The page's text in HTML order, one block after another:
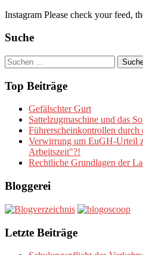
Instagram Please check your feed,
Suche
Suchen
nach:
Top Beiträge
Gefälschter Gurt
Sattelzugmaschine und das
Führerscheinkontrollen durch
Verwirrung um EuGH-Urteil
Arbeitszeit"?!
Rechtliche Grundlagen der
Bloggerei
Letzte Beiträge